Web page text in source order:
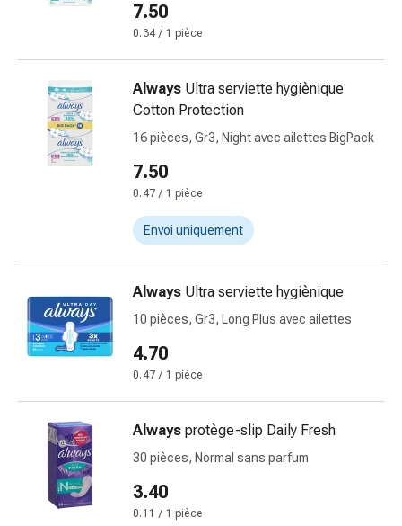
Peau
Gastro-
intestinal
Diarrhée
Brûlures
d'estomac
Nausées
vomissements
et
crampes
Constipation
Soins
de
la
peau
Eczéma
démangeaisons
7.50
0.34 / 1 pièce
Always Ultra serviette hygiènique
Cotton Protection
16 pièces, Gr3, Night avec ailettes BigPack
7.50
0.47 / 1 pièce
Envoi uniquement
Always Ultra serviette hygiènique
10 pièces, Gr3, Long Plus avec ailettes
4.70
0.47 / 1 pièce
Always protège-slip Daily Fresh
30 pièces, Normal sans parfum
3.40
0.11 / 1 pièce